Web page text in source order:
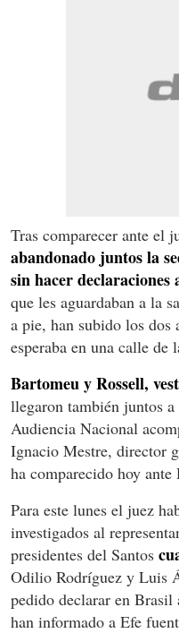
Tras comparecer ante el
abandonado juntos la
sin hacer declaraciones
que les aguardaban a la
a pie, han subido los
esperaba en una calle
Bartomeu y Rossell,
llegaron también juntos
Audiencia Nacional
Ignacio Mestre, director
ha comparecido hoy ante
Para este lunes el juez
investigados al
presidentes del Santos
Odilio Rodríguez y Luis
pedido declarar en Brasil
han informado a Efe